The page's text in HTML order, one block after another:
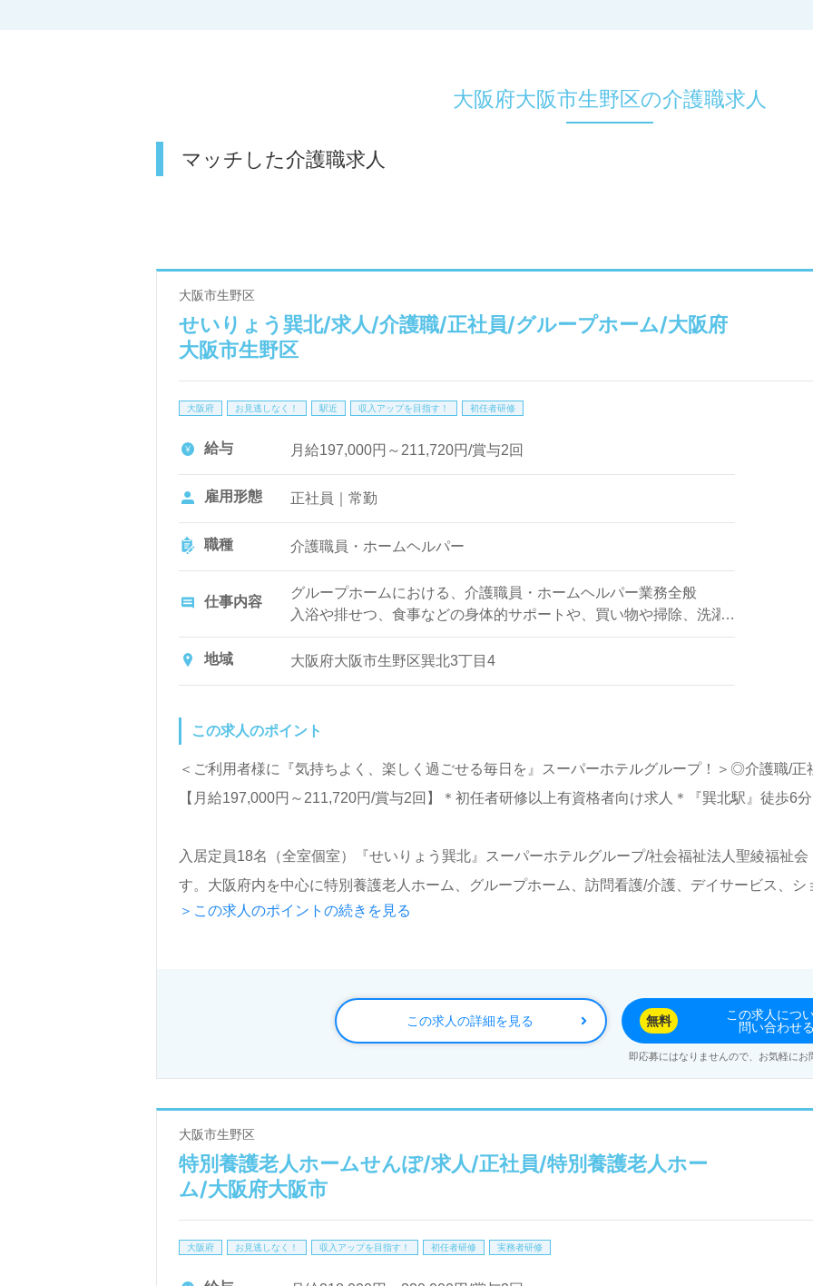
大阪府大阪市生野区の介護職求人
マッチした介護職求人
大阪市生野区
せいりょう巽北/求人/介護職/正社員/グループホーム/大阪府
大阪市生野区
大阪府 お見逃しなく！ 駅近 収入アップを目指す！ 初任者研修
給与 月給197,000円～211,720円/賞与2回
雇用形態 正社員｜常勤
職種 介護職員・ホームヘルパー
仕事内容
グループホームにおける、介護職員・ホームヘルパー業務全般
入浴や排せつ、食事などの身体的サポートや、買い物や掃除、洗濯
など日常生活のサポートなど
地域
大阪府大阪市生野区巽北3丁目4
この求人のポイント
＜ご利用者様に『気持ちよく、楽しく過ごせる毎日を』スーパーホテルグループ！＞◎介護職/
【月給197,000円～211,720円/賞与2回】＊初任者研修以上有資格者向け求人＊『巽北駅』徒歩6分
入居定員18名（全室個室）『せいりょう巽北』スーパーホテルグループ/社会福祉法人聖綾福祉
す。大阪府内を中心に特別養護老人ホーム、グループホーム、訪問看護/介護、デイサービス、シ
売、居宅介護支援事業を展開されています。
看護助手や介護職経験のある方をお迎えします。グループホームでの勤務経験は問いません。『
の提供を目指されている事業所様です。職員様同士のチームワーク、充実の各種研修プログラム
笑顔と元気を届けたい、お役に立ちたい』『認知症関連の資格取得を目指している、働きながら
医療/福祉業界の正社員/パート求人探しは【ウィルオブ介護】＊求人情報収集、将来的に検討の方
＞この求人のポイントの続きを見る
この求人の詳細を見る 無料
この求人につ
問い合わせる
即応募にはなりませんので、お気軽にお
大阪市生野区
特別養護老人ホームせんぽ/求人/正社員/特別養護老人ホー
ム/大阪府大阪市
大阪府 お見逃しなく！ 収入アップを目指す！ 初任者研修 実務者研修